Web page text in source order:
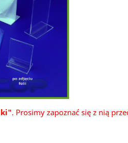
. Prosimy zapoznać się z nią